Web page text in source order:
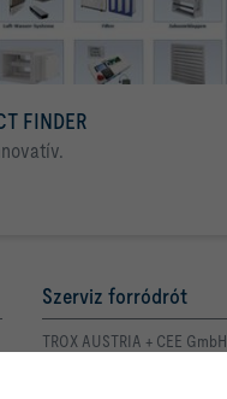
FINDER
Szerviz forródrót
TROX AUSTRIA + CEE GmbH